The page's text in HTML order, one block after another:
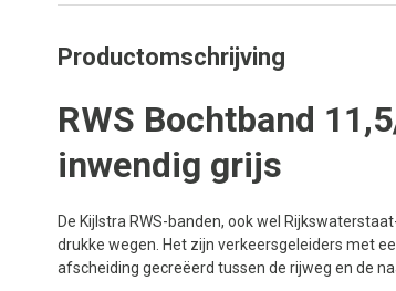
Productomschrijving
RWS Bochtband
inwendig grijs
De Kijlstra RWS-banden, ook wel
drukke wegen. Het zijn verkeersgeleiders met
afscheiding gecreëerd tussen de rijweg en de